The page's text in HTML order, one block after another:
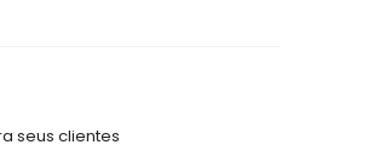
seus clientes